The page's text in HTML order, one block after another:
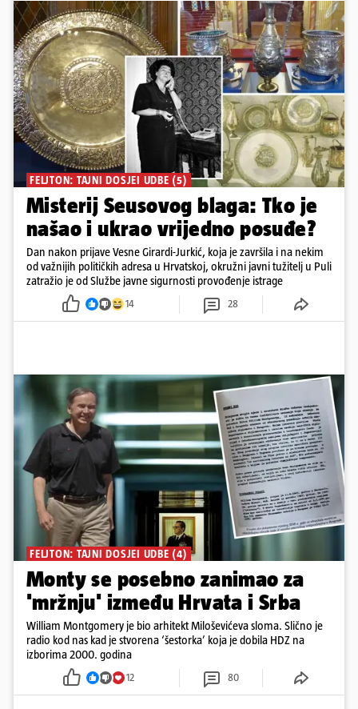
FELJTON: TAJNI DOSJEI UDBE (5)
Misterij Seusovog blaga: Tko je
našao i ukrao vrijedno posuđe?
Dan nakon prijave Vesne Girardi-Jurkić, koja je završila i na nekim
od važnijih političkih adresa u Hrvatskoj, okružni javni tužitelj u Puli
zatražio je od Službe javne sigurnosti provođenje istrage
14 28
FELJTON: TAJNI DOSJEI UDBE (4)
Monty se posebno zanimao za
'mržnju' između Hrvata i Srba
William Montgomery je bio arhitekt Miloševićeva sloma. Slično je
radio kod nas kad je stvorena ‘šestorka’ koja je dobila HDZ na
izborima 2000. godina
12 80